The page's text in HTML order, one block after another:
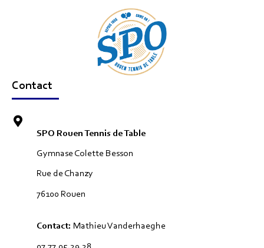
Contact
SPO Rouen Tennis de Table
Gymnase Colette Besson
Rue de Chanzy
76100 Rouen
Contact: Mathieu Vanderhaeghe